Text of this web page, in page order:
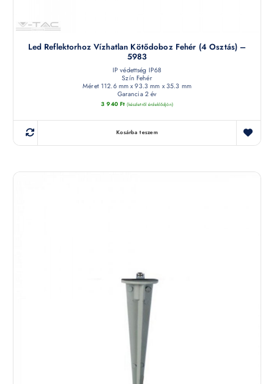
Led Reflektorhoz Vízhatlan Kötődoboz Fehér (4 Osztás) –
5983
IP védettség IP68
Szín Fehér
Méret 112.6 mm x 93.3 mm x 35.3 mm
Garancia 2 év
3 940 Ft (készletről érdeklődjön)
Kosárba teszem